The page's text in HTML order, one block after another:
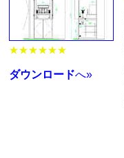
★★★★★★
ダウンロードへ»